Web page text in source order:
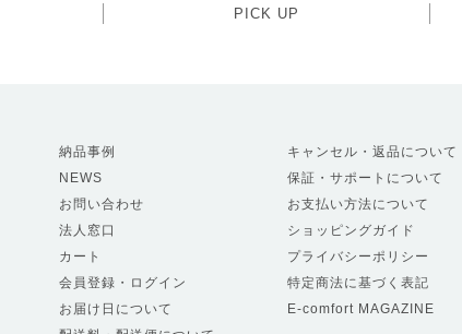
PICK UP
納品事例
NEWS
お問い合わせ
法人窓口
カート
会員登録・ログイン
お届け日について
キャンセル・返品について
保証・サポートについて
お支払い方法について
ショッピングガイド
プライバシーポリシー
特定商法に基づく表記
E-comfort MAGAZINE